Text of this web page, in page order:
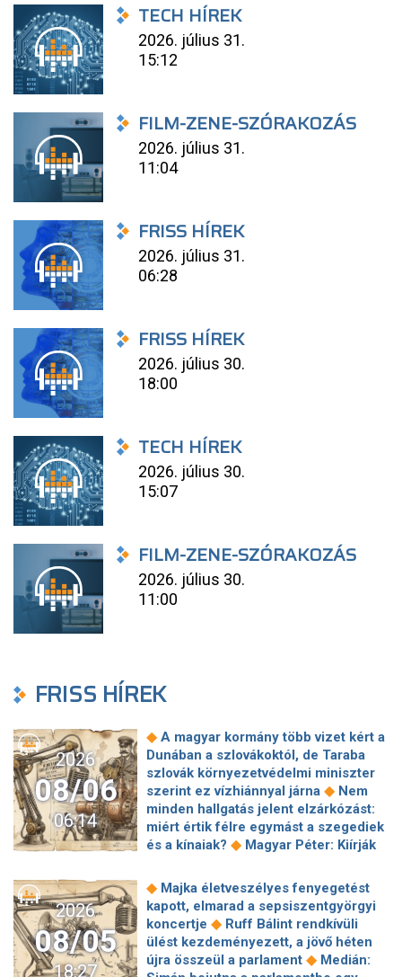
TECH HÍREK
2026. július 31.
15:12
FILM-ZENE-SZÓRAKOZÁS
2026. július 31.
11:04
FRISS HÍREK
2026. július 31.
06:28
FRISS HÍREK
2026. július 30.
18:00
TECH HÍREK
2026. július 30.
15:07
FILM-ZENE-SZÓRAKOZÁS
2026. július 30.
11:00
FRISS HÍREK
2026
08/06
06:14
◆ A magyar kormány több vizet kért a
Dunában a szlovákoktól, de Taraba
szlovák környezetvédelmi miniszter
szerint ez vízhiánnyal járna ◆ Nem
minden hallgatás jelent elzárkózást:
miért értik félre egymást a szegediek
és a kínaiak? ◆ Magyar Péter: Kiírják
projektekben magyar állami
tulajdonrészt fognak előírni ◆Orbán
Gáspár hatszor repült honvédségi
gépen Csádba és Nigerbe◆Ismert
magyar utazási iroda ment csődbe,
bolgár biztosítóval hadakozhatnak az
2026
08/05
18:27
◆ Majka életveszélyes fenyegetést
kapott, elmarad a sepsiszentgyörgyi
koncertje ◆ Ruff Bálint rendkívüli
ülést kezdeményezett, a jövő héten
újra összeül a parlament ◆ Medián: